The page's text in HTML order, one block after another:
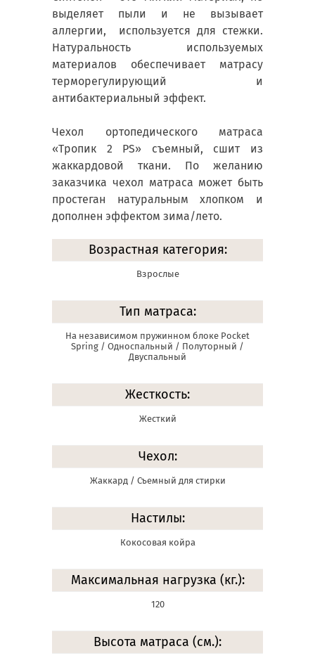
выделяет пыли и не вызывает
аллергии, используется для стежки.
Натуральность используемых
материалов обеспечивает матрасу
терморегулирующий и
антибактериальный эффект.
Чехол ортопедического матраса
«Тропик 2 PS» съемный, сшит из
жаккардовой ткани. По желанию
заказчика чехол матраса может быть
простеган натуральным хлопком и
дополнен эффектом зима/лето.
Возрастная категория:
Взрослые
Тип матраса:
На независимом пружинном блоке Pocket
Spring / Односпальный / Полуторный /
Двуспальный
Жесткость:
Жесткий
Чехол:
Жаккард / Съемный для стирки
Настилы:
Кокосовая койра
Максимальная нагрузка (кг.):
120
Высота матраса (см.):